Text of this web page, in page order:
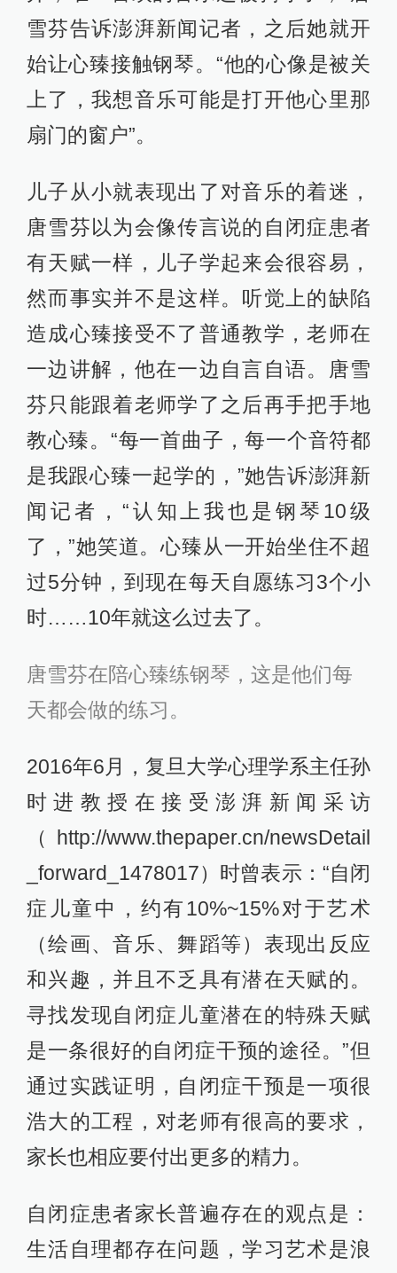
雪芬告诉澎湃新闻记者，之后她就开
始让心臻接触钢琴。“他的心像是被关
上了，我想音乐可能是打开他心里那
扇门的窗户”。
儿子从小就表现出了对音乐的着迷，
唐雪芬以为会像传言说的自闭症患者
有天赋一样，儿子学起来会很容易，
然而事实并不是这样。听觉上的缺陷
造成心臻接受不了普通教学，老师在
一边讲解，他在一边自言自语。唐雪
芬只能跟着老师学了之后再手把手地
教心臻。“每一首曲子，每一个音符都
是我跟心臻一起学的，”她告诉澎湃新
闻记者，“认知上我也是钢琴10级
了，”她笑道。心臻从一开始坐住不超
过5分钟，到现在每天自愿练习3个小
时……10年就这么过去了。
唐雪芬在陪心臻练钢琴，这是他们每
天都会做的练习。
2016年6月，复旦大学心理学系主任孙
时进教授在接受澎湃新闻采访
（http://www.thepaper.cn/newsDetail
_forward_1478017）时曾表示：“自闭
症儿童中，约有10%~15%对于艺术
（绘画、音乐、舞蹈等）表现出反应
和兴趣，并且不乏具有潜在天赋的。
寻找发现自闭症儿童潜在的特殊天赋
是一条很好的自闭症干预的途径。”但
通过实践证明，自闭症干预是一项很
浩大的工程，对老师有很高的要求，
家长也相应要付出更多的精力。
自闭症患者家长普遍存在的观点是：
生活自理都存在问题，学习艺术是浪